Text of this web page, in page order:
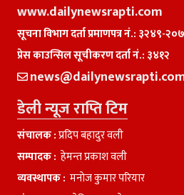
www.dailynewsrapti.com
सूचना विभाग दर्ता प्रमाणपत्र नं.: ३२४९-
प्रेस काउन्सिल सूचीकरण दर्ता नं.: ३४१२
डेली न्यूज राप्ति टिम
संचालक :प्रदिप बहादुर वली
सम्पादक : हेमन्त प्रकाश वली
व्यवस्थापक : मनाेज कुमार परियार